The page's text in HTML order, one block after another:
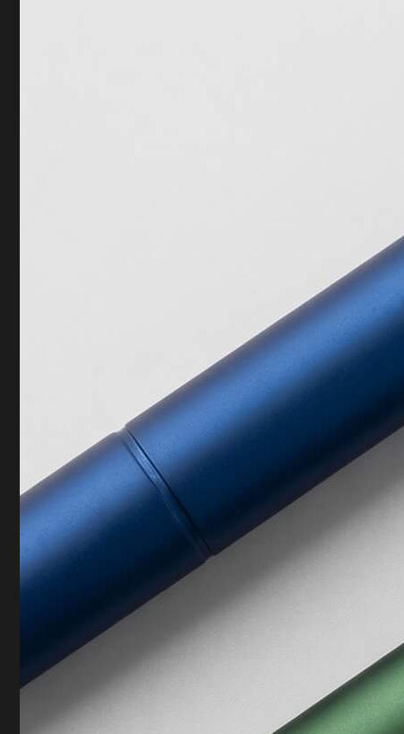
LET'S DISCUSS YOUR PROJECT
Name
You agree to our friendly
privacy policy.
Send request